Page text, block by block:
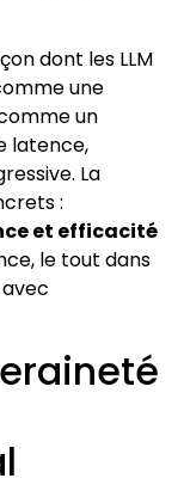
dont les LLM
une
un
latence,
La
:
et efficacité
le tout dans